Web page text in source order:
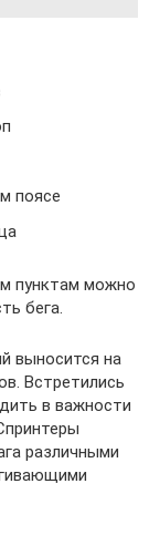
поясе
пунктам можно
бега.
выносится на
Встретились
в важности
различными